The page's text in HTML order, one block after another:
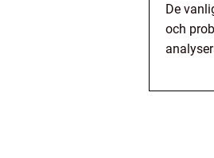
De
och